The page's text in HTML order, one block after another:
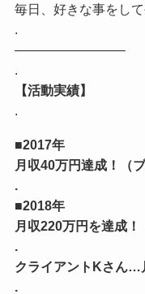
毎日、好きな事をし
.
————————–
.
【活動実績】
.
■2017年
月収40万円達成！（
■2018年
月収220万円を達成！
クライアントKさん…